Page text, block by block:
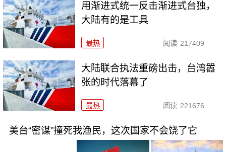
用渐进式统一反击渐进式台独，
大陆有的是工具
最热 阅读 217409
大陆联合执法重磅出击，台湾嚣
张的时代落幕了
最热 阅读 221676
美台“密谋”撞死我渔民，这次国家不会饶了它